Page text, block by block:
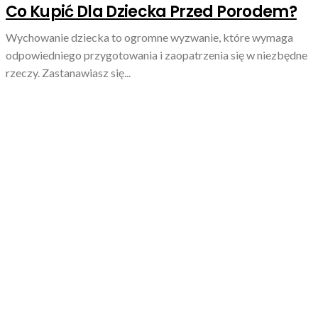
Co Kupić Dla Dziecka Przed Porodem?
Wychowanie dziecka to ogromne wyzwanie, które wymaga
odpowiedniego przygotowania i zaopatrzenia się w niezbędne
rzeczy. Zastanawiasz się...